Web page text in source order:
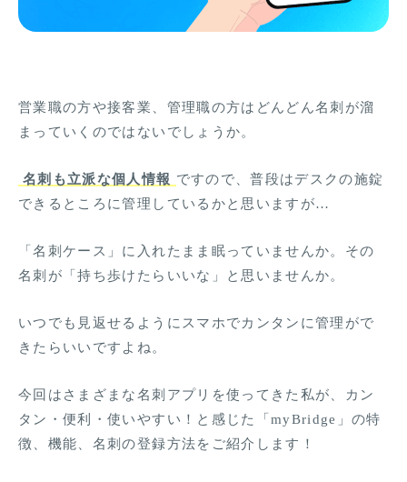
営業職の方や接客業、管理職の方はどんどん名刺が溜
まっていくのではないでしょうか。
名刺も立派な個人情報 ですので、普段はデスクの施錠
できるところに管理しているかと思いますが…
「名刺ケース」に入れたまま眠っていませんか。その
名刺が「持ち歩けたらいいな」と思いませんか。
いつでも見返せるようにスマホでカンタンに管理がで
きたらいいですよね。
今回はさまざまな名刺アプリを使ってきた私が、カン
タン・便利・使いやすい！と感じた「myBridge」の特
徴、機能、名刺の登録方法をご紹介します！